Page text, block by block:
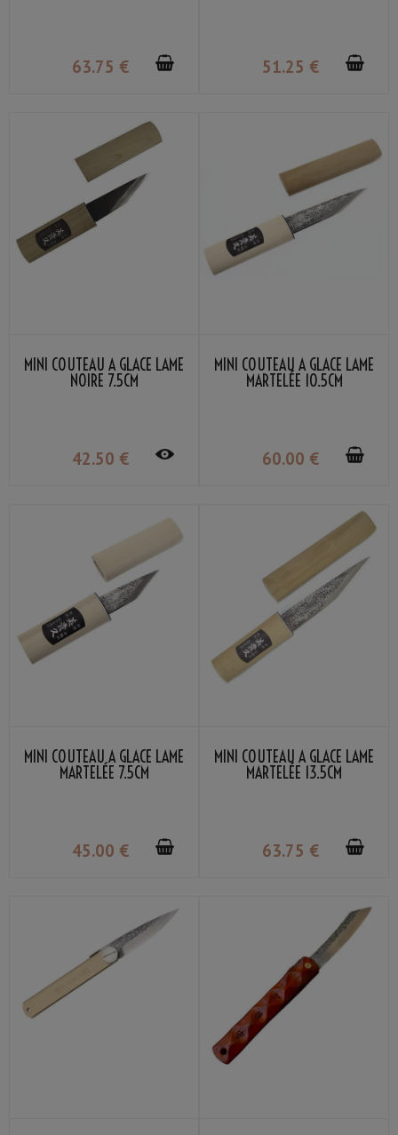
63.75 € 51.25 €
MINI COUTEAU À GLACE LAME
NOIRE 7.5CM
42.50 €
MINI COUTEAU À GLACE LAME
MARTELÉE 10.5CM
60.00 €
MINI COUTEAU À GLACE LAME
MARTELÉE 7.5CM
45.00 €
MINI COUTEAU À GLACE LAME
MARTELÉE 13.5CM
63.75 €